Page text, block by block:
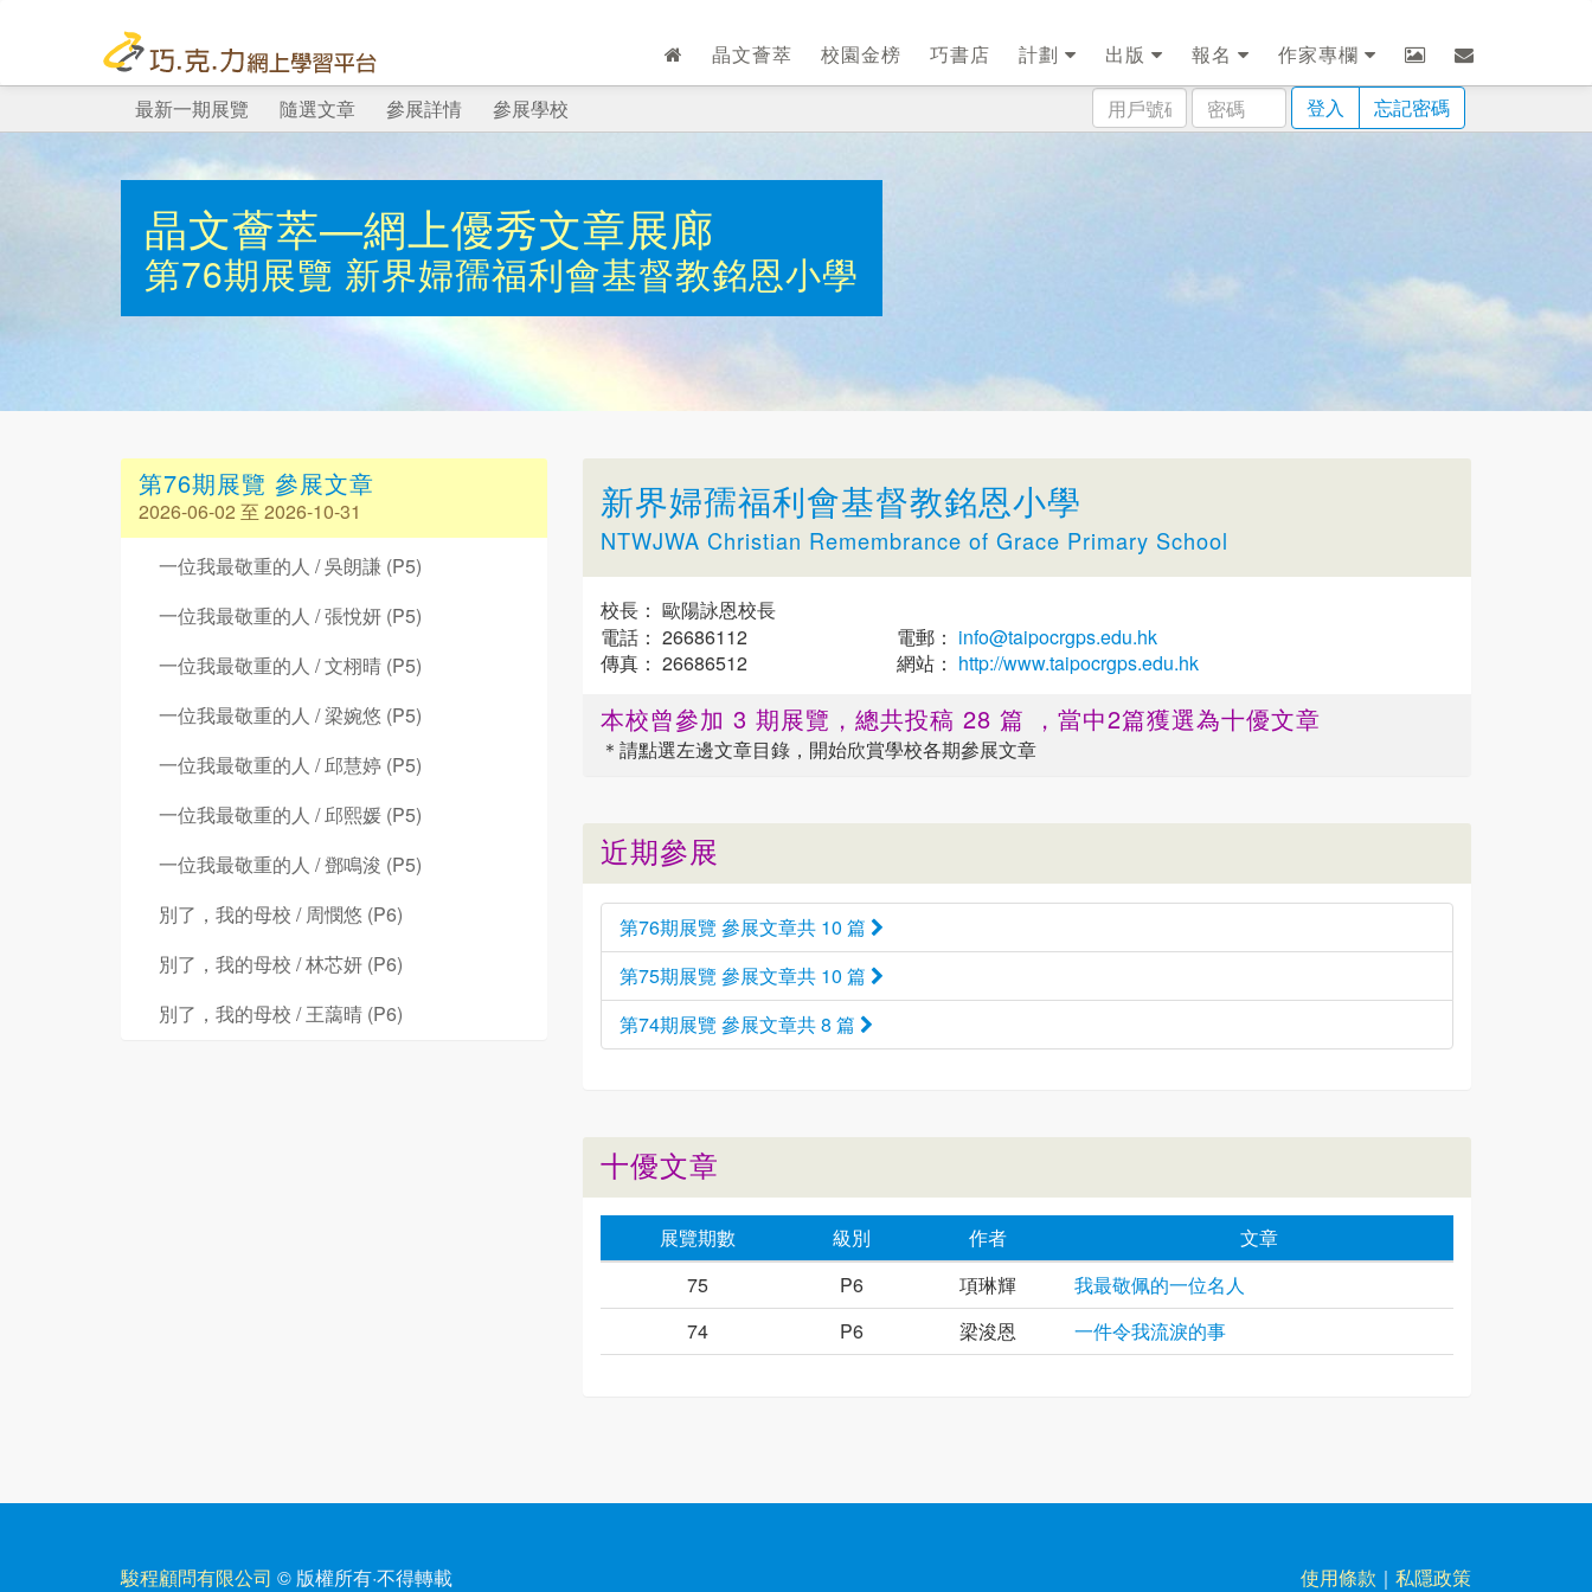
晶文薈萃 校園金榜 巧書店 計劃 出版 報名
作家專欄
用
戶
密
碼
登入 忘記密碼
最新一期展覽 隨選文章 參展詳情 參展學校
晶文薈萃—網上優秀文章展廊
第76期展覽 新界婦孺福利會基督教銘恩小學
第76期展覽 參展文章
2026-06-02 至 2026-10-31
一位我最敬重的人 / 吳朗謙 (P5)
一位我最敬重的人 / 張悅妍 (P5)
一位我最敬重的人 / 文栩晴 (P5)
一位我最敬重的人 / 梁婉悠 (P5)
一位我最敬重的人 / 邱慧婷 (P5)
一位我最敬重的人 / 邱熙媛 (P5)
一位我最敬重的人 / 鄧鳴浚 (P5)
別了，我的母校 / 周憫悠 (P6)
別了，我的母校 / 林芯妍 (P6)
別了，我的母校 / 王藹晴 (P6)
新界婦孺福利會基督教銘恩小學
NTWJWA Christian Remembrance of Grace Primary School
校長： 歐陽詠恩校長
電話： 26686112
傳真： 26686512
電郵： info@taipocrgps.edu.hk
網站： http://www.taipocrgps.edu.hk
本校曾參加 3 期展覽，總共投稿 28 篇 ，當中2篇獲選為十優文章
＊請點選左邊文章目錄，開始欣賞學校各期參展文章
近期參展
第76期展覽 參展文章共 10 篇
第75期展覽 參展文章共 10 篇
第74期展覽 參展文章共 8 篇
十優文章
展覽期數 級別 作者
文章
75
P6 項琳輝
我最敬佩的一位名人
74
P6 梁浚恩 一件令我流淚的事
駿程顧問有限公司 © 版權所有·不得轉載 使用條款 ｜ 私隱政策